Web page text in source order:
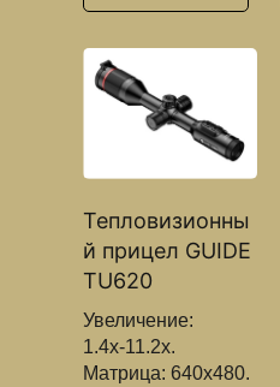
Тепловизионны
й прицел GUIDE
TU620
Увеличение:
1.4х-11.2х.
Матрица: 640x480.